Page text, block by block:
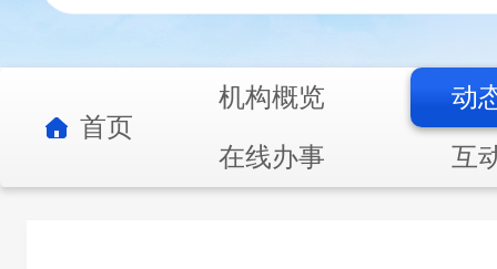
首页
机构概览
动
在线办事
互